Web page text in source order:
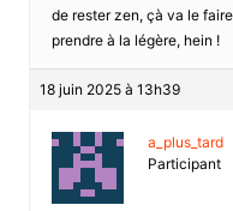
de rester zen, çà va le faire
prendre à la légère, hein !
18 juin 2025 à 13h39
a_plus_tard
Participant